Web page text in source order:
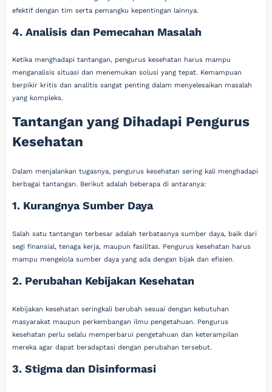
efektif dengan tim serta pemangku kepentingan lainnya.
4. Analisis dan Pemecahan Masalah
Ketika menghadapi tantangan, pengurus kesehatan harus mampu
menganalisis situasi dan menemukan solusi yang tepat. Kemampuan
berpikir kritis dan analitis sangat penting dalam menyelesaikan masalah
yang kompleks.
Tantangan yang Dihadapi Pengurus
Kesehatan
Dalam menjalankan tugasnya, pengurus kesehatan sering kali menghadapi
berbagai tantangan. Berikut adalah beberapa di antaranya:
1. Kurangnya Sumber Daya
Salah satu tantangan terbesar adalah terbatasnya sumber daya, baik dari
segi finansial, tenaga kerja, maupun fasilitas. Pengurus kesehatan harus
mampu mengelola sumber daya yang ada dengan bijak dan efisien.
2. Perubahan Kebijakan Kesehatan
Kebijakan kesehatan seringkali berubah sesuai dengan kebutuhan
masyarakat maupun perkembangan ilmu pengetahuan. Pengurus
kesehatan perlu selalu memperbarui pengetahuan dan keterampilan
mereka agar dapat beradaptasi dengan perubahan tersebut.
3. Stigma dan Disinformasi